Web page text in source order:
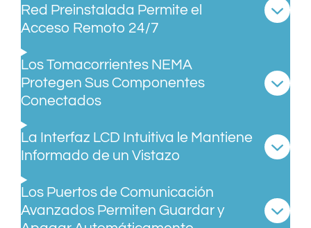
Red Preinstalada Permite el
Acceso Remoto 24/7
Los Tomacorrientes NEMA
Protegen Sus Componentes
Conectados
La Interfaz LCD Intuitiva le Mantiene
Informado de un Vistazo
Los Puertos de Comunicación
Avanzados Permiten Guardar y